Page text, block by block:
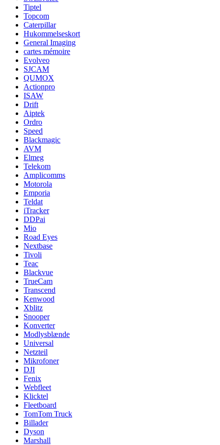
Tiptel
Topcom
Caterpillar
Hukommelseskort
General Imaging
cartes mémoire
Evolveo
SJCAM
QUMOX
Actionpro
ISAW
Drift
Aiptek
Ordro
Speed
Blackmagic
AVM
Elmeg
Telekom
Amplicomms
Motorola
Emporia
Teldat
iTracker
DDPai
Mio
Road Eyes
Nextbase
Tivoli
Teac
Blackvue
TrueCam
Transcend
Kenwood
Xblitz
Snooper
Konverter
Modlysblænde
Universal
Netzteil
Mikrofoner
DJI
Fenix
Webfleet
Klicktel
Fleetboard
TomTom Truck
Billader
Dyson
Marshall